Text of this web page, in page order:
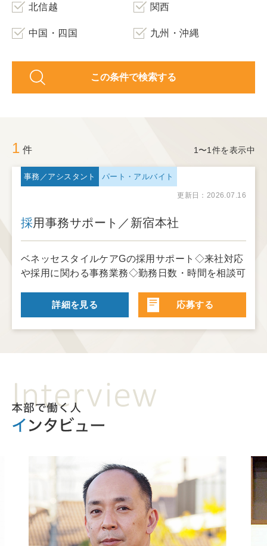
北信越 関西
中国・四国 九州・沖縄
この条件で検索する
1 件 1〜1件を表示中
事務／アシスタント パート・アルバイト
更新日：2026.07.16
採用事務サポート／新宿本社
ベネッセスタイルケアGの採用サポート◇来社対応
や採用に関わる事務業務◇勤務日数・時間を相談可
詳細を見る 応募する